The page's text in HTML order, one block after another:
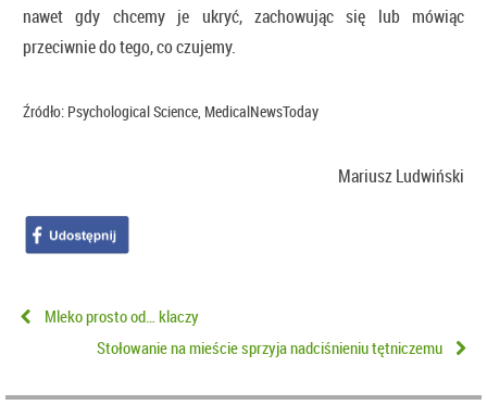
nawet gdy chcemy je ukryć, zachowując się lub mówiąc
przeciwnie do tego, co czujemy.
Źródło: Psychological Science, MedicalNewsToday
Mariusz Ludwiński
Mleko prosto od… klaczy
Stołowanie na mieście sprzyja nadciśnieniu tętniczemu